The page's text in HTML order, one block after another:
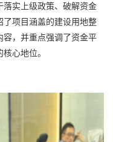
落实上级政策、破解资金
了项目涵盖的建设用地整
容，并重点强调了资金平
心地位。​